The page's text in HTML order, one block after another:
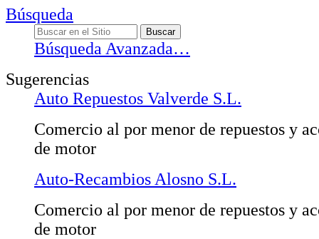
Búsqueda
Búsqueda Avanzada…
Sugerencias
Auto Repuestos Valverde S.L.
Comercio al por menor de repuestos y
de motor
Auto-Recambios Alosno S.L.
Comercio al por menor de repuestos y
de motor